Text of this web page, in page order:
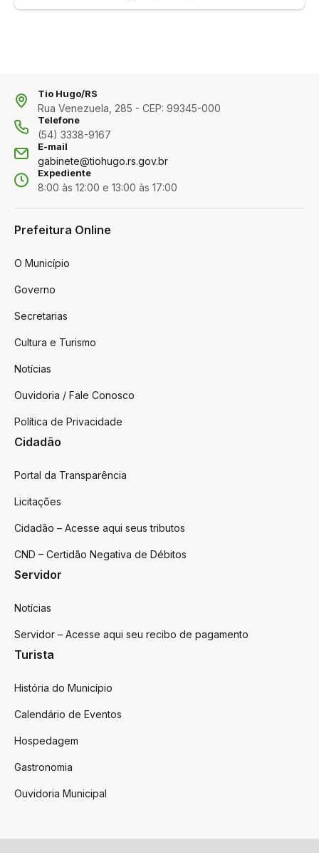
Tio Hugo/RS
Rua Venezuela, 285 - CEP: 99345-000
Telefone
(54) 3338-9167
E-mail
gabinete@tiohugo.rs.gov.br
Expediente
8:00 às 12:00 e 13:00 às 17:00
Prefeitura Online
O Município
Governo
Secretarias
Cultura e Turismo
Notícias
Ouvidoria / Fale Conosco
Política de Privacidade
Cidadão
Portal da Transparência
Licitações
Cidadão – Acesse aqui seus tributos
CND – Certidão Negativa de Débitos
Servidor
Notícias
Servidor – Acesse aqui seu recibo de pagamento
Turista
História do Município
Calendário de Eventos
Hospedagem
Gastronomia
Ouvidoria Municipal